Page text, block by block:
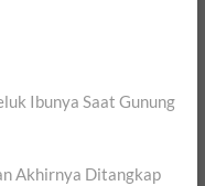
Ibunya Saat Gunung
Akhirnya Ditangkap